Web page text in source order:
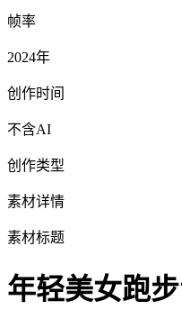
帧率
2024年
创作时间
不含AI
创作类型
素材详情
素材标题
年轻美女跑